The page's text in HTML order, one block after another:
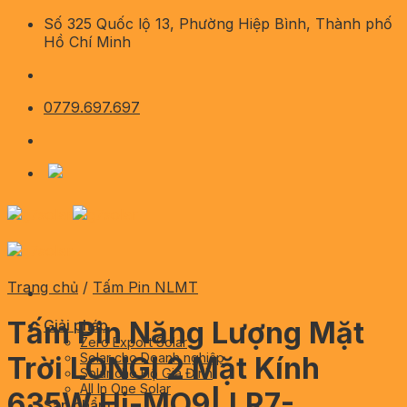
Skip
Số 325 Quốc lộ 13, Phường Hiệp Bình, Thành phố
Hồ Chí Minh
0779.697.697
Giải pháp
Zero Export Solar
Solar cho Doanh nghiệp
Solar cho Hộ Gia Đình
All In One Solar
Trang chủ / Tấm Pin NLMT
Tấm Pin Năng Lượng Mặt
Trời LONGI 2 Mặt Kính